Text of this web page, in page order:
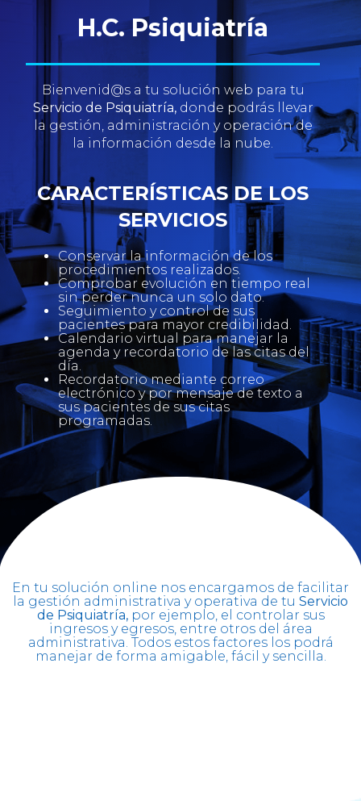
H.C. Psiquiatría
Bienvenid@s a tu solución web para tu
Servicio de Psiquiatría,donde podrás llevar
la gestión, administración y operación de
la información desde la nube.
CARACTERÍSTICAS DE LOS
SERVICIOS
Conservar la información de los
procedimientos realizados.
Comprobar evolución en tiempo real
sin perder nunca un solo dato.
Seguimiento y control de sus
pacientes para mayor credibilidad.
Calendario virtual para manejar la
agenda y recordatorio de las citas del
día.
Recordatorio mediante correo
electrónico y por mensaje de texto a
sus pacientes de sus citas
programadas.
En tu solución online nos encargamos de facilitar
la gestión administrativa y operativa de tu Servicio
de Psiquiatría,por ejemplo, el controlar sus
ingresos y egresos, entre otros del área
administrativa. Todos estos factores los podrá
manejar de forma amigable, fácil y sencilla.